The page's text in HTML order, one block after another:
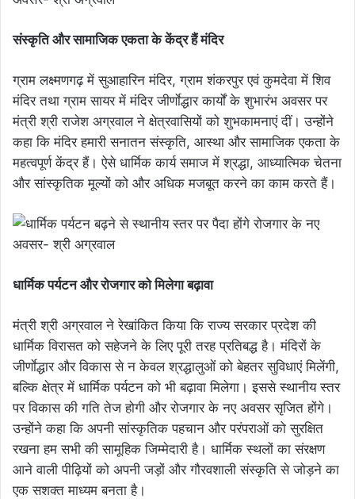
संस्कृति और सामाजिक एकता के केंद्र हैं मंदिर
ग्राम लक्ष्मणगढ़ में सुआहारिन मंदिर, ग्राम शंकरपुर एवं कुमदेवा में शिव
मंदिर तथा ग्राम सायर में मंदिर जीर्णाेद्धार कार्यों के शुभारंभ अवसर पर
मंत्री श्री राजेश अग्रवाल ने क्षेत्रवासियों को शुभकामनाएं दीं। उन्होंने
कहा कि मंदिर हमारी सनातन संस्कृति, आस्था और सामाजिक एकता के
महत्वपूर्ण केंद्र हैं। ऐसे धार्मिक कार्य समाज में श्रद्धा, आध्यात्मिक चेतना
और सांस्कृतिक मूल्यों को और अधिक मजबूत करने का काम करते हैं।
धार्मिक पर्यटन और रोजगार को मिलेगा बढ़ावा
मंत्री श्री अग्रवाल ने रेखांकित किया कि राज्य सरकार प्रदेश की
धार्मिक विरासत को सहेजने के लिए पूरी तरह प्रतिबद्ध है। मंदिरों के
जीर्णाेद्धार और विकास से न केवल श्रद्धालुओं को बेहतर सुविधाएं मिलेंगी,
बल्कि क्षेत्र में धार्मिक पर्यटन को भी बढ़ावा मिलेगा। इससे स्थानीय स्तर
पर विकास की गति तेज होगी और रोजगार के नए अवसर सृजित होंगे।
उन्होंने कहा कि अपनी सांस्कृतिक पहचान और परंपराओं को सुरक्षित
रखना हम सभी की सामूहिक जिम्मेदारी है। धार्मिक स्थलों का संरक्षण
आने वाली पीढ़ियों को अपनी जड़ों और गौरवशाली संस्कृति से जोड़ने का
एक सशक्त माध्यम बनता है।